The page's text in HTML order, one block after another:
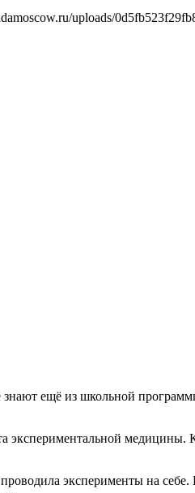
uploads/
ещё из школьной
экспериментальной
эксперименты на